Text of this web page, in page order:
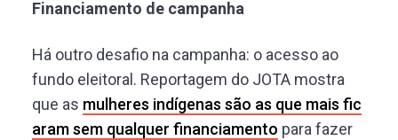
Financiamento de campanha
Há outro desafio na campanha: o acesso ao
fundo eleitoral. Reportagem do JOTA mostra
que as mulheres indígenas são as que mais fic
aram sem qualquer financiamento para fazer